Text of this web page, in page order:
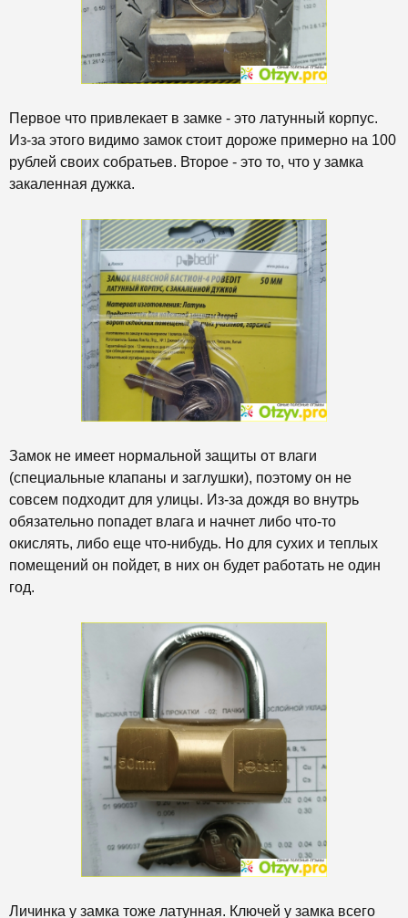
Первое что привлекает в замке - это латунный корпус.
Из-за этого видимо замок стоит дороже примерно на 100
рублей своих собратьев. Второе - это то, что у замка
закаленная дужка.
Замок не имеет нормальной защиты от влаги
(специальные клапаны и заглушки), поэтому он не
совсем подходит для улицы. Из-за дождя во внутрь
обязательно попадет влага и начнет либо что-то
окислять, либо еще что-нибудь. Но для сухих и теплых
помещений он пойдет, в них он будет работать не один
год.
Личинка у замка тоже латунная. Ключей у замка всего